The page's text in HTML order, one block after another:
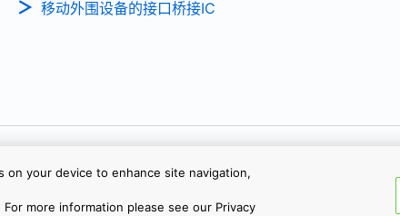
移动外围设备的接口桥接IC
on your device to enhance site navigation,
more information please see our Privacy